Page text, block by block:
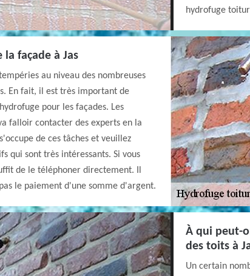
hydrofuge
façade à Jas
au niveau des nombreuses
En fait, il est très important de
pour les façades. Les
falloir contacter des experts en la
de ces tâches et veuillez
qui sont très intéressants. Si vous
de le téléphoner directement. Il
le paiement d'une somme d'argent.
À qui peut-
des toits à
Un certain